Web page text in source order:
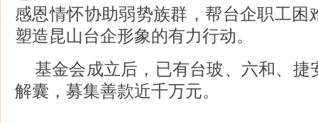
感恩情怀协助弱势族群，帮台企职工困
塑造昆山台企形象的有力行动。
基金会成立后，已有台玻、六和、捷
解囊，募集善款近千万元。